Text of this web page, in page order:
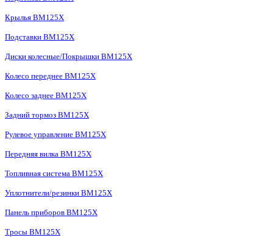
Крылья BM125X
Подставки BM125X
Диски колесные/Покрышки BM125X
Колесо переднее BM125X
Колесо заднее BM125X
Задний тормоз BM125X
Рулевое управление BM125X
Передняя вилка BM125X
Топливная система BM125X
Уплотнители/резинки BM125X
Панель приборов BM125X
Тросы BM125X